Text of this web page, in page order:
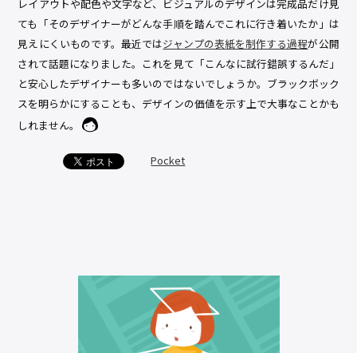
レイアウトや配色や文字など、ビジュアルのデザインは完成品だけ見
ても「そのデザイナーがどんな手順を踏んでこれに行き着いたか」は
見えにくいものです。最近ではジャンプの表紙を制作する過程が公開
されて話題になりました。これを見て「こんなに試行錯誤するんだ」
と安心したデザイナーも多いのではないでしょうか。ブラックボック
スを明らかにすることも、デザインの価値を示す上で大事なことかも
しれません。
Pocket